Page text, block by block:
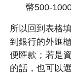
幣500-
所以回到表格
到銀行的外匯
便匯款；若是
的話，也可以